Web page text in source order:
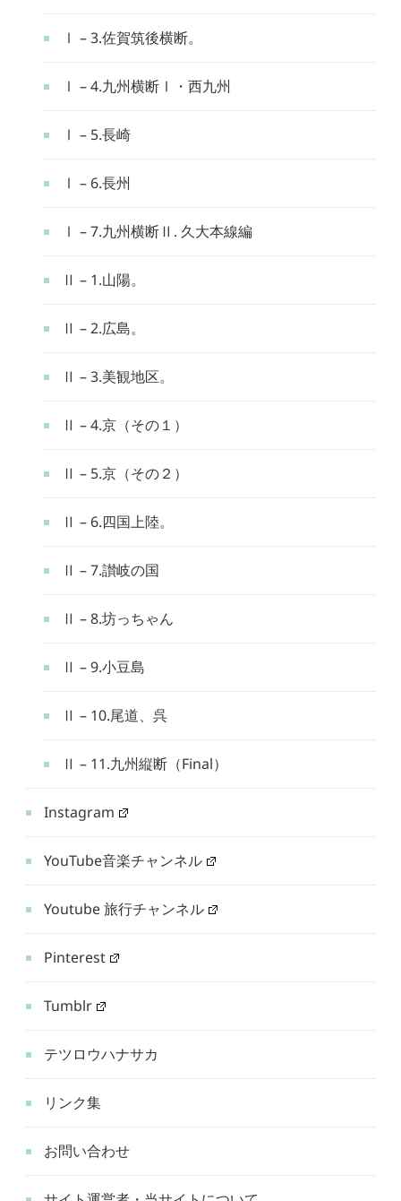
Ⅰ – 3.佐賀筑後横断。
Ⅰ – 4.九州横断Ⅰ・西九州
Ⅰ – 5.長崎
Ⅰ – 6.長州
Ⅰ – 7.九州横断Ⅱ. 久大本線編
Ⅱ – 1.山陽。
Ⅱ – 2.広島。
Ⅱ – 3.美観地区。
Ⅱ – 4.京（その１）
Ⅱ – 5.京（その２）
Ⅱ – 6.四国上陸。
Ⅱ – 7.讃岐の国
Ⅱ – 8.坊っちゃん
Ⅱ – 9.小豆島
Ⅱ – 10.尾道、呉
Ⅱ – 11.九州縦断（Final）
Instagram
YouTube音楽チャンネル
Youtube 旅行チャンネル
Pinterest
Tumblr
テツロウハナサカ
リンク集
お問い合わせ